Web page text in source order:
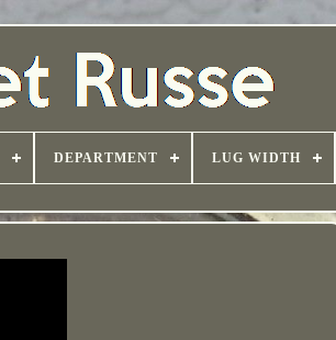
DEPARTMENT LUG WIDTH